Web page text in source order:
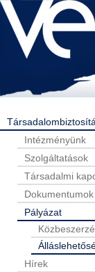
Intézményünk
Szolgáltatások
Társadalmi
Dokumentumok
Pályázat
Hírek